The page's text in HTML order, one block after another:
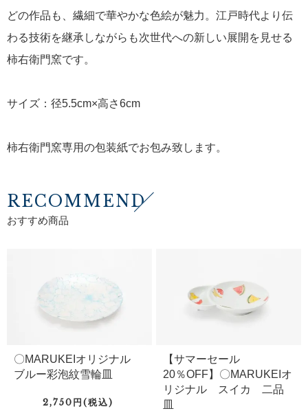
どの作品も、繊細で華やかな色絵が魅力。江戸時代より伝
わる技術を継承しながらも次世代への新しい展開を見せる
柿右衛門窯です。
サイズ：径5.5cm×高さ6cm
柿右衛門窯専用の包装紙でお包み致します。
RECOMMEND
おすすめ商品
〇MARUKEIオリジナル
ブルー彩泡紋雪輪皿
2,750円(税込)
【サマーセール
20％OFF】〇MARUKEIオ
リジナル スイカ 二品
皿